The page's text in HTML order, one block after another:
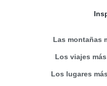
Las montañas
Los viajes
Los lugares